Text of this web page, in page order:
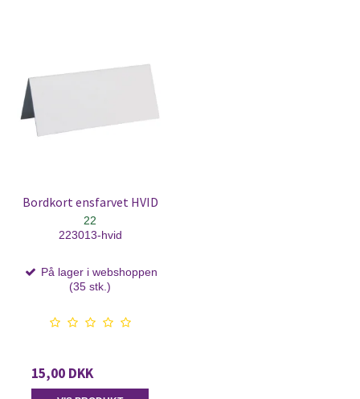
Bordkort ensfarvet HVID
22
223013-hvid
På lager i webshoppen
(35 stk.)
15,00 DKK